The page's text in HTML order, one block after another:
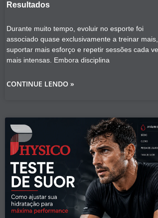
Resultados
Durante muito tempo, evoluir no esporte foi
associado quase exclusivamente a treinar mais,
suportar mais esforço e repetir sessões cada
mais intensas. Embora disciplina
CONTINUE LENDO »